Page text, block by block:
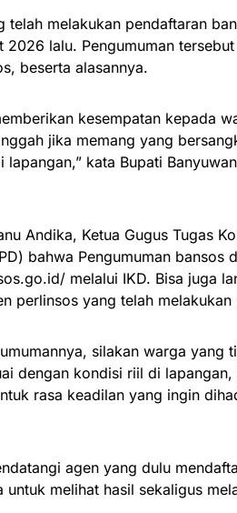
telah melakukan pendaftaran
2026 lalu. Pengumuman
beserta alasannya.
kesempatan kepada
jika memang yang
lapangan,” kata Bupati
Andika, Ketua Gugus Tugas
bahwa Pengumuman
melalui IKD. Bisa juga
perlinsos yang telah
silakan warga yang
dengan kondisi riil di
rasa keadilan yang ingin
agen yang dulu
untuk melihat hasil sekaligus